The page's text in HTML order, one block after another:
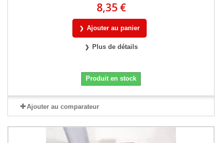
8,35 €
Ajouter au panier
Plus de détails
Produit en stock
Ajouter au comparateur